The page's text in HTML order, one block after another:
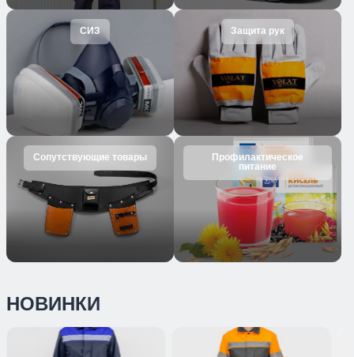
СИЗ Защита рук
Сопутствующие товары
Профилактическое
питание
НОВИНКИ